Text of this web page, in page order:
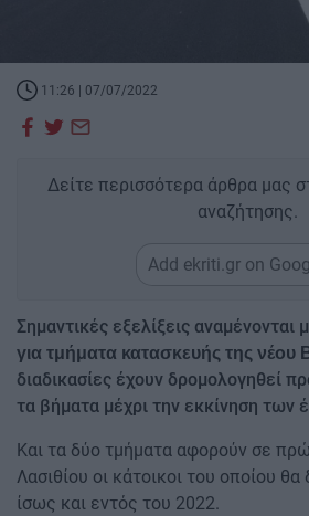
11:26 | 07/07/2022
Δείτε περισσότερα άρθρα μας
αναζήτησης.
Add ekriti.gr on
Σημαντικές εξελίξεις αναμένονται
για τμήματα κατασκευής της
διαδικασίες έχουν δρομολογηθεί
τα βήματα μέχρι την εκκίνηση των
Και τα δύο τμήματα αφορούν σε
Λασιθίου οι κάτοικοι του οποίου
ίσως και εντός του 2022.